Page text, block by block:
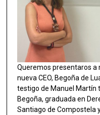
Queremos presentaros a
nueva CEO, Begoña de
testigo de Manuel Martín
Begoña, graduada en
Santiago de Compostela